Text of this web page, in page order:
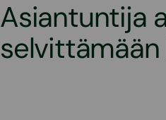
Asiantuntija